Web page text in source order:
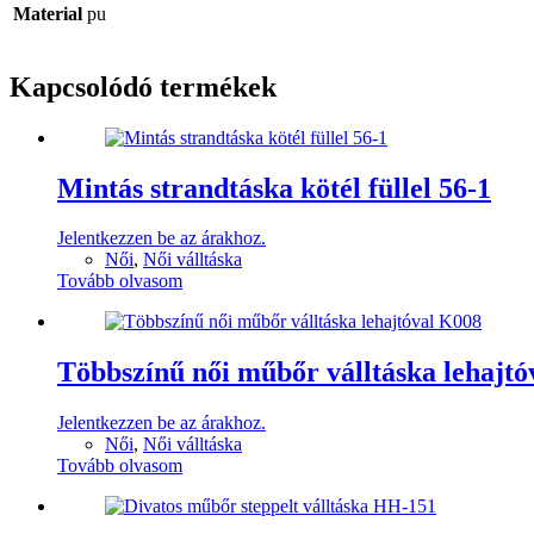
Material pu
Kapcsolódó termékek
Mintás strandtáska kötél füllel 56-1
Jelentkezzen be az árakhoz.
Női, Női válltáska
Tovább olvasom
Többszínű női műbőr válltáska
Jelentkezzen be az árakhoz.
Női, Női válltáska
Tovább olvasom